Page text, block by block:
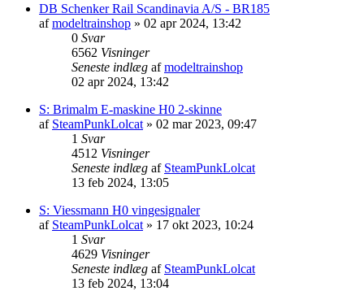
DB Schenker Rail Scandinavia A/S - BR185
afmodeltrainshop » 02 apr 2024, 13:42
0 Svar
6562 Visninger
Seneste indlæg afmodeltrainshop
02 apr 2024, 13:42
S: Brimalm E-maskine H0 2-skinne
af SteamPunkLolcat » 02 mar 2023, 09:47
1 Svar
4512 Visninger
Seneste indlæg af SteamPunkLolcat
13 feb 2024, 13:05
S: Viessmann H0 vingesignaler
af SteamPunkLolcat » 17 okt 2023, 10:24
1 Svar
4629 Visninger
Seneste indlæg af SteamPunkLolcat
13 feb 2024, 13:04